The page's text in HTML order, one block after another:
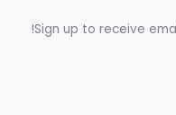
Sign up to receive